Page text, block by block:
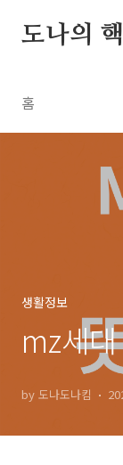
도나의
홈
생활정보
mz세
by 도나도나킴